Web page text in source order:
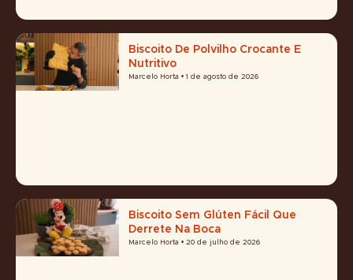
Biscoito De Polvilho Crocante E
Nutritivo
Marcelo Horta 1 de agosto de 2026
Biscoito Sem Glúten Fácil Que
Derrete Na Boca
Marcelo Horta 20 de julho de 2026